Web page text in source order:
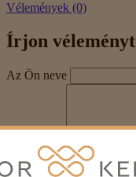
Vélemények (0)
Írjon
Az Ön neve
Véleménye
Megjegyzés:HTML-kód
Értékelés